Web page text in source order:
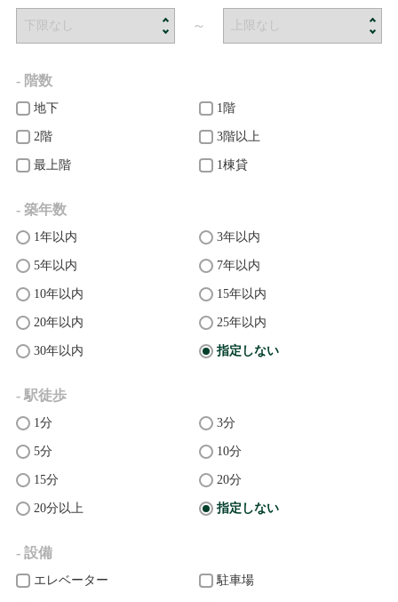
～
- 階数
地下 1階
2階 3階以上
最上階 1棟貸
- 築年数
1年以内 3年以内
5年以内 7年以内
10年以内 15年以内
20年以内 25年以内
30年以内 指定しない
- 駅徒歩
1分 3分
5分 10分
15分 20分
20分以上 指定しない
- 設備
エレベーター 駐車場